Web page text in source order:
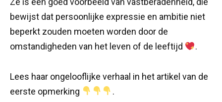
bewijst dat persoonlijke expressie en ambitie niet
beperkt zouden moeten worden door de
omstandigheden van het leven of de leeftijd
.
Lees haar ongelooflijke verhaal in het artikel van de
eerste opmerking
.